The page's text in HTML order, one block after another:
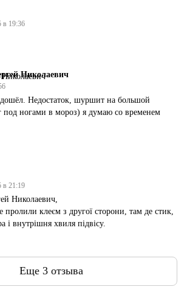
в 19:36
Николаевич
Недостаток, шуршит на большой
под ногами в мороз) я думаю со временем
в 21:19
Николаевич,
клеєм з другої сторони, там де стик,
і внутрішня хвиля підвісу.
Еще 3 отзыва